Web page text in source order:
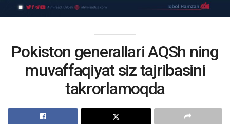
Pokiston generallari AQSh ning
muvaffaqiyat siz tajribasini
takrorlamoqda